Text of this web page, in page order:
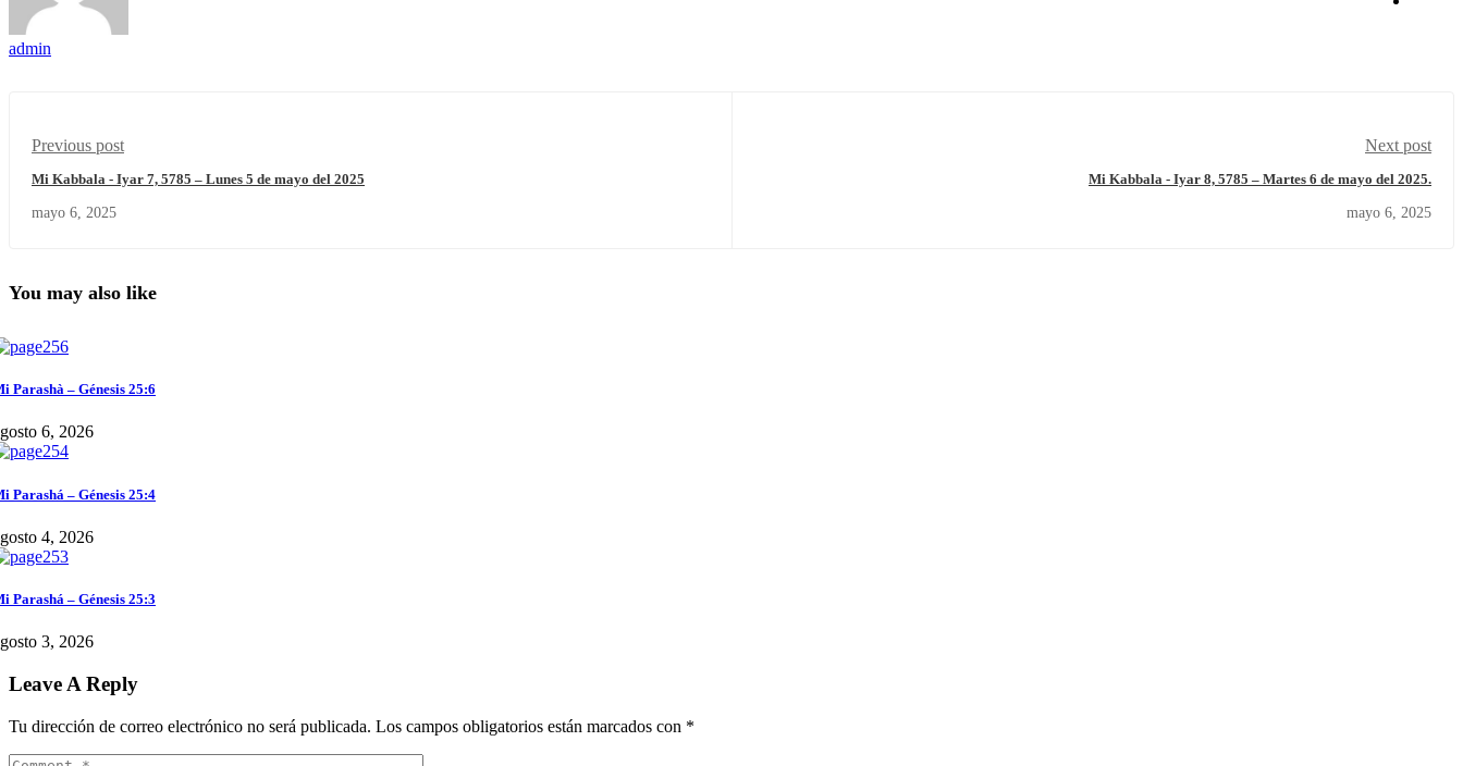
admin
Previous post
Mi Kabbala - Iyar 7, 5785 – Lunes 5 de mayo del 2025
mayo 6, 2025
Next post
Mi Kabbala - Iyar 8, 5785 – Martes 6 de mayo del 2025.
mayo 6, 2025
You may also like
Parashà – Génesis 25:6
6, 2026
Parashá – Génesis 25:4
4, 2026
Parashá – Génesis 25:3
3, 2026
Leave A Reply
Tu dirección de correo electrónico no será publicada. Los campos obligatorios están marcados con *